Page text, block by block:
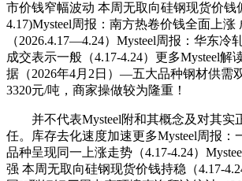
市价钱窄幅波动 本周无取向硅钢现货价钱
4.17)Mysteel周报：南方热卷价钱全面上涨
（2026.4.17—4.24）Mysteel周报：华东冷
成交表示一般（4.17-4.24）更多Mysteel解
据（2026年4月2日）—五大品种钢材供需
3320元/吨，商家操做较为隆重！
并不代表Mysteel附和其概念及对其实
任。库存去化速度加速更多Mysteel周报：
品种呈现同一上涨走势（4.17-4.24）
强 本周无取向硅钢现货价钱持稳（4.17-